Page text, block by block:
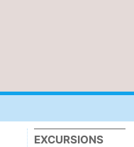
EXCURSIONS